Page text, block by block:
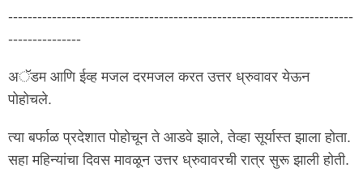
-----------------------------------------------------------------------
---------------
अॅडम आणि ईव्ह मजल दरमजल करत उत्तर ध्रुवावर येऊन
पोहोचले.
त्या बर्फाळ प्रदेशात पोहोचून ते आडवे झाले, तेव्हा सूर्यास्त झाला होता.
सहा महिन्यांचा दिवस मावळून उत्तर ध्रुवावरची रात्र सुरू झाली होती.